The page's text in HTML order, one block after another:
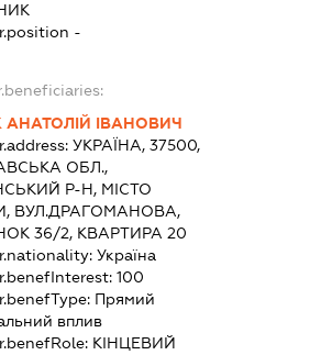
-
АНАТОЛІЙ ІВАНОВИЧ
УКРАЇНА, 37500,
ОБЛ.,
Р-Н, МІСТО
ВУЛ.ДРАГОМАНОВА,
36/2, КВАРТИРА 20
Україна
100
Прямий
вплив
КІНЦЕВИЙ